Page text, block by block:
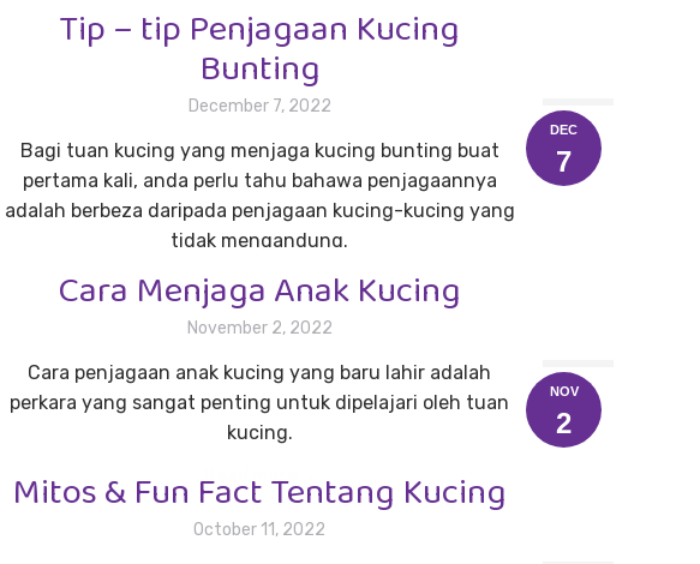
DEC
7
Tip – tip Penjagaan Kucing
Bunting
December 7, 2022
Bagi tuan kucing yang menjaga kucing bunting buat
pertama kali, anda perlu tahu bahawa penjagaannya
adalah berbeza daripada penjagaan kucing-kucing yang
tidak mengandung.
Read more
NOV
2
Cara Menjaga Anak Kucing
November 2, 2022
Cara penjagaan anak kucing yang baru lahir adalah
perkara yang sangat penting untuk dipelajari oleh tuan
kucing.
Mitos & Fun Fact Tentang Kucing
October 11, 2022